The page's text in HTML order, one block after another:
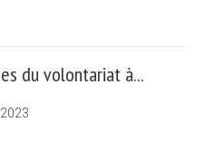
du volontariat à...